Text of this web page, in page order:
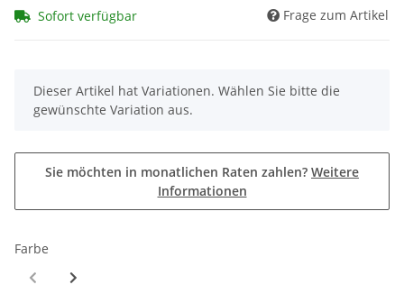
Sofort verfügbar Frage zum Artikel
x
Dieser Artikel hat Variationen. Wählen Sie bitte die
gewünschte Variation aus.
Sie möchten in monatlichen Raten zahlen? Weitere
Informationen
Farbe